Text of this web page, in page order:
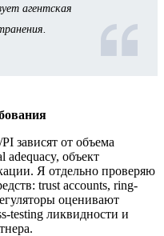
агентская
зависят от объема
adequacy, объект
Я отдельно проверяю
trust accounts, ring-
оценивают
testing ликвидности и